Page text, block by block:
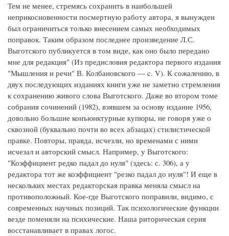
Тем не менее, стремясь сохранить в наибольшей
неприкосновенности посмертную работу автора, я вынужден
был ограничиться только внесением самых необходимых
поправок. Таким образом последнее произведение Л.С.
Выготского публикуется в том виде, как оно было передано
мне для редакция" (Из предисловия редактора первого издания
"Мышления и речи" В. Колбановского — c. V). К сожалению, в
двух последующих изданиях книги уже не заметно стремления
к сохранению живого слова Выготского. Даже во втором томе
собрания сочинений (1982), взявшем за основу издание 1956,
довольно большие конъюнктурные купюры, не говоря уже о
сквозной (буквально почти во всех абзацах) стилистической
правке. Повторы, правда, исчезли, но временами с ними
исчезал и авторский смысл. Например, у Выготского:
"Коэффициент редко падал до нуля" (здесь: с. 306), а у
редактора тот же коэффициент "резко падал до нуля"! И еще в
нескольких местах редакторская правка меняла смысл на
противоположный. Кое-где Выготского поправили, видимо, с
современных научных позиций. Так психологические функции
везде поменяли на психические. Наша риторическая серия
восстанавливает в правах логос.